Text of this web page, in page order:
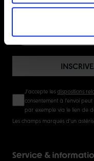
INSCRIVEZ-VOUS
J'accepte lesdispositions
consentement à l'envoi
par exemple via le lien de
Les champs marqués d'un
Service &